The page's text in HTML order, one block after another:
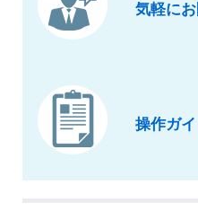
気軽にお
操作ガイ